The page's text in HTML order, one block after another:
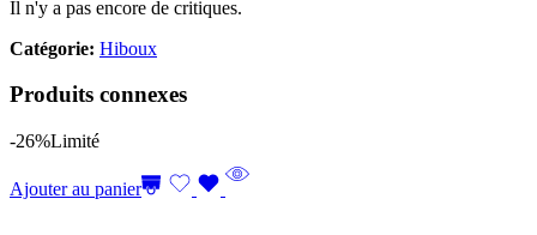
Il n'y a pas encore de critiques.
Catégorie: Hiboux
Produits connexes
-26%Limité
Ajouter au panier